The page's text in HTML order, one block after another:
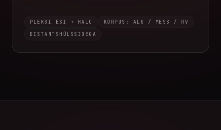
PLEKSI ESI + HALO
KORPUS: ALU / MESS / RV
DISTANTSHÜLSSIDEGA